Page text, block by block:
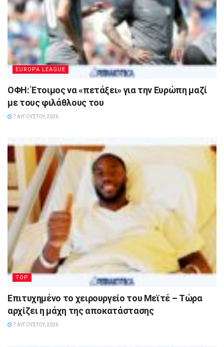
EUROPA LEAGUE
ΟΦΗ: Έτοιμος να «πετάξει» για την Ευρώπη μαζί
με τους φιλάθλους του
7 ΑΥΓΟΎΣΤΟΥ, 2026
TOP
Επιτυχημένο το χειρουργείο του Μεϊτέ – Τώρα
αρχίζει η μάχη της αποκατάστασης
7 ΑΥΓΟΎΣΤΟΥ, 2026